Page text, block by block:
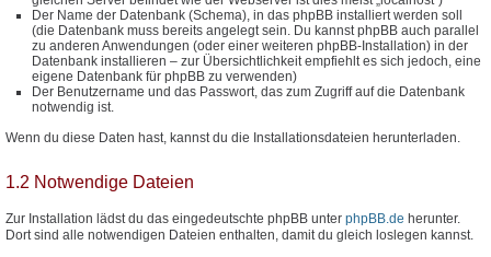
Der Name der Datenbank (Schema), in das phpBB installiert werden soll
(die Datenbank muss bereits angelegt sein. Du kannst phpBB auch parallel
zu anderen Anwendungen (oder einer weiteren phpBB-Installation) in der
Datenbank installieren – zur Übersichtlichkeit empfiehlt es sich jedoch, eine
eigene Datenbank für phpBB zu verwenden)
Der Benutzername und das Passwort, das zum Zugriff auf die Datenbank
notwendig ist.
Wenn du diese Daten hast, kannst du die Installationsdateien herunterladen.
1.2 Notwendige Dateien
Zur Installation lädst du das eingedeutschte phpBB unter phpBB.de herunter.
Dort sind alle notwendigen Dateien enthalten, damit du gleich loslegen kannst.